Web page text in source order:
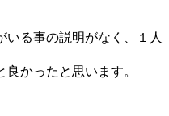
いる事の説明がなく、１人
かったと思います。